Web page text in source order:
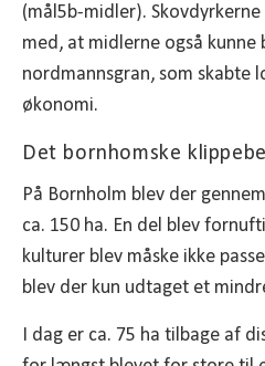
(mål5b-midler).
med, at midlerne også kunne
nordmannsgran, som skabte
økonomi.
Det bornhomske
På Bornholm blev der
ca. 150 ha. En del blev
kulturer blev måske ikke
blev der kun udtaget et
I dag er ca. 75 ha tilbage af